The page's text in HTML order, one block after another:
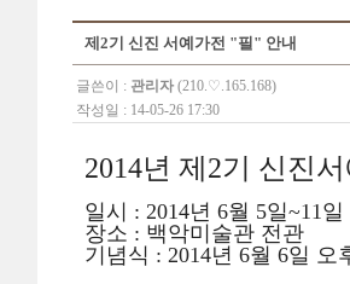
제2기 신진 서예가전 "필" 안내
글쓴이 : 관리자 (210.♡.165.168)
작성일 : 14-05-26 17:30
2014년 제2기 신진
일시 : 2014년 6월 5일~11일
장소 : 백악미술관 전관
기념식 : 2014년 6월 6일 오